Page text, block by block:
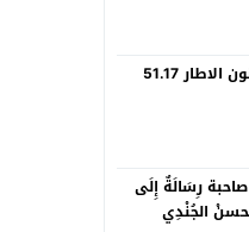
51.17
إلى الأستاذة حليمة الجندي صاحبة رِسَالَةٌ إِلَى
الجُنْدِي